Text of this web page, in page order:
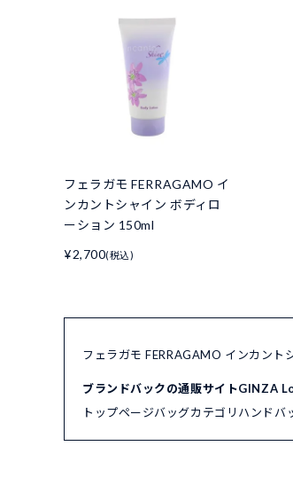
フェラガモ FERRAGAMO イ
ンカントシャイン ボディロ
ーション 150ml
¥2,700(税込)
フェラガモ FERRAGAMO インカント
ブランドバックの通販サイトGINZA
トップページバッグカテゴリ ハンドバ